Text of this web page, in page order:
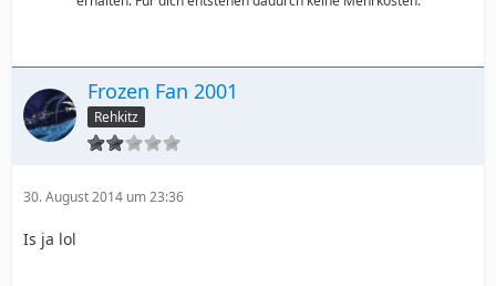
Frozen Fan 2001
Rehkitz
30. August 2014 um 23:36
Is ja lol